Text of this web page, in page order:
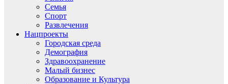
Семья
Спорт
Развлечения
Нацпроекты
Городская среда
Демография
Здравоохранение
Малый бизнес
Образование и Культура